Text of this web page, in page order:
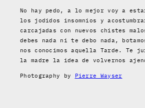
No hay pedo, a lo mejor voy a
los jodidos insomnios y
carcajadas con nuevos chistes
debes nada ni te debo nada,
nos conocimos aquella Tarde. Te
la madre la idea de volvernos
Photography by Pierre Wayser